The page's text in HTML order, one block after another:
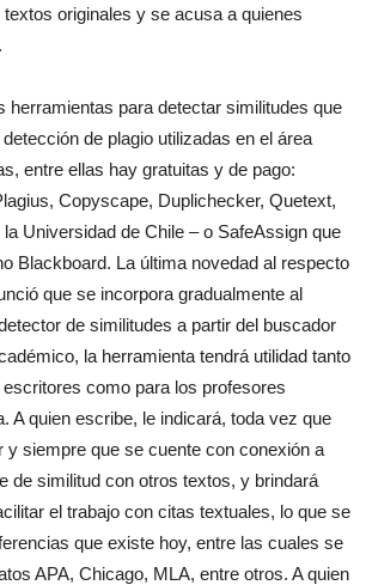
originales y se acusa a quienes
herramientas para detectar similitudes que
de plagio utilizadas en el área
entre ellas hay gratuitas y de pago:
Copyscape, Duplichecker, Quetext,
Universidad de Chile – o SafeAssign que
Blackboard. La última novedad al respecto
que se incorpora gradualmente al
de similitudes a partir del buscador
la herramienta tendrá utilidad tanto
como para los profesores
A quien escribe, le indicará, toda vez que
y siempre que se cuente con conexión a
de similitud con otros textos, y brindará
el trabajo con citas textuales, lo que se
que existe hoy, entre las cuales se
APA, Chicago, MLA, entre otros. A quien